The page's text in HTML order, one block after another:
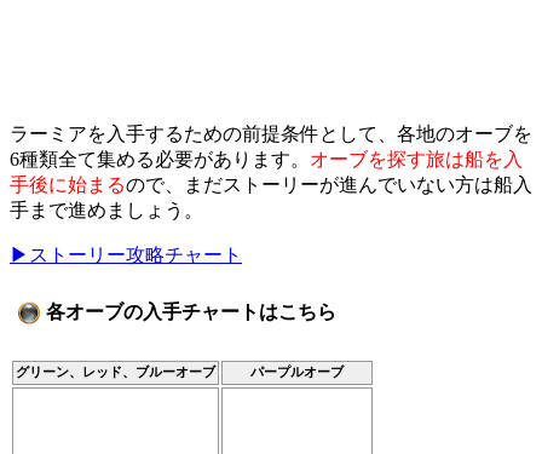
ラーミアを入手するための前提条件として、各地のオーブを
6種類全て集める必要があります。 オーブを探す旅は船を入
手後に始まるので、まだストーリーが進んでいない方は船入
手まで進めましょう。
▶︎ストーリー攻略チャート
各オーブの入手チャートはこちら
グリーン、レッド、ブルーオーブ パープルオーブ